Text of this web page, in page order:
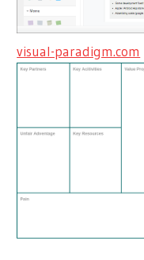
visual-paradigm.com